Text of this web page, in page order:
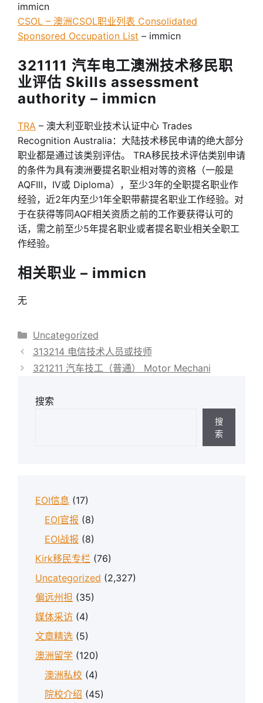
immicn
CSOL – 澳洲CSOL职业列表 Consolidated
Sponsored Occupation List – immicn
321111 汽车电工澳洲技术移民职
业评估 Skills assessment
authority – immicn
TRA – 澳大利亚职业技术认证中心 Trades
Recognition Australia：大陆技术移民申请的绝大部分
职业都是通过该类别评估。 TRA移民技术评估类别申请
的条件为具有澳洲要提名职业相对等的资格（一般是
AQFIII，IV或 Diploma），至少3年的全职提名职业作
经验，近2年内至少1年全职带薪提名职业工作经验。对
于在获得等同AQF相关资质之前的工作要获得认可的
话，需之前至少5年提名职业或者提名职业相关全职工
作经验。
相关职业 – immicn
无
分
类
Uncategorized
313214 电信技术人员或技师
321211 汽车技工（普通） Motor Mechani
搜索
搜
索
EOI信息 (17)
EOI官报 (8)
EOI战报 (8)
Kirk移民专栏 (76)
Uncategorized (2,327)
偏远州担 (35)
媒体采访 (4)
文章精选 (5)
澳洲留学 (120)
澳洲私校 (4)
院校介绍 (45)